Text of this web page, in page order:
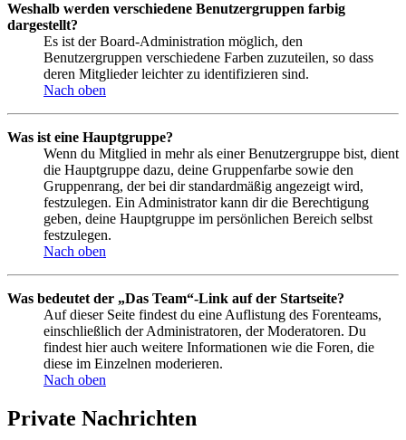
Weshalb werden verschiedene Benutzergruppen farbig
dargestellt?
Es ist der Board-Administration möglich, den
Benutzergruppen verschiedene Farben zuzuteilen, so dass
deren Mitglieder leichter zu identifizieren sind.
Nach oben
Was ist eine Hauptgruppe?
Wenn du Mitglied in mehr als einer Benutzergruppe bist, dient
die Hauptgruppe dazu, deine Gruppenfarbe sowie den
Gruppenrang, der bei dir standardmäßig angezeigt wird,
festzulegen. Ein Administrator kann dir die Berechtigung
geben, deine Hauptgruppe im persönlichen Bereich selbst
festzulegen.
Nach oben
Was bedeutet der „Das Team“-Link auf der Startseite?
Auf dieser Seite findest du eine Auflistung des Forenteams,
einschließlich der Administratoren, der Moderatoren. Du
findest hier auch weitere Informationen wie die Foren, die
diese im Einzelnen moderieren.
Nach oben
Private Nachrichten